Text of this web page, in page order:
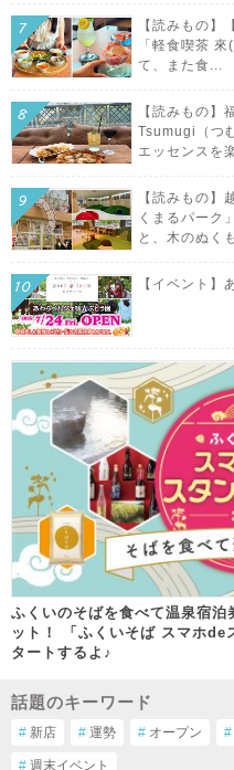
【読みもの】
「軽食喫茶
て、また食...
【読みもの】
Tsumugi（つ
エッセンスを
【読みもの】
くまるパーク
と、木のぬく
【イベント】
ふくいのそばを食べて温泉宿
ット！ 「ふくいそば スマホde
タートするよ♪
話題のキーワード
# 新店 # 運勢 # オープン #
# 週末イベント